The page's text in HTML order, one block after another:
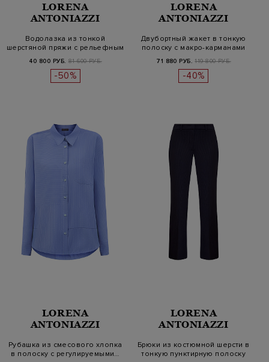
LORENA
ANTONIAZZI
Водолазка из тонкой
шерстяной пряжи с рельефным
узором
40 800 РУБ. 81 600 РУБ.
-50%
LORENA
ANTONIAZZI
Двубортный жакет в тонкую
полоску с макро-карманами
71 880 РУБ. 119 800 РУБ.
-40%
LORENA
ANTONIAZZI
Рубашка из смесового хлопка
в полоску с регулируемыми…
LORENA
ANTONIAZZI
Брюки из костюмной шерсти в
тонкую пунктирную полоску